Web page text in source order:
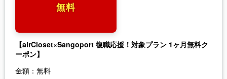
無料
【airCloset×Sangoport 復職応援！対象プラン 1ヶ月無料ク
ーポン】
金額： 無料